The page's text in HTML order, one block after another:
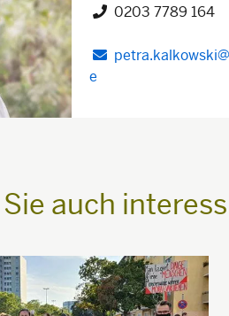
Telefon")
0203 7789 164
e
auch